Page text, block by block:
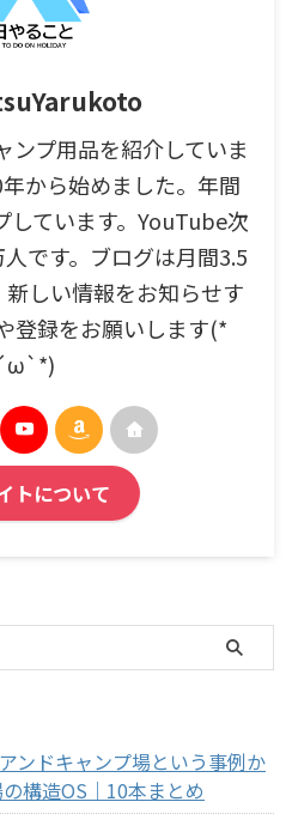
ンプ用品を紹介していま
から始めました。年間
しています。YouTube次
です。ブログは月間3.5
しい情報をお知らせす
登録をお願いします(*
´ω`*)
トについて
ンドキャンプ場という事例か
構造OS｜10本まとめ